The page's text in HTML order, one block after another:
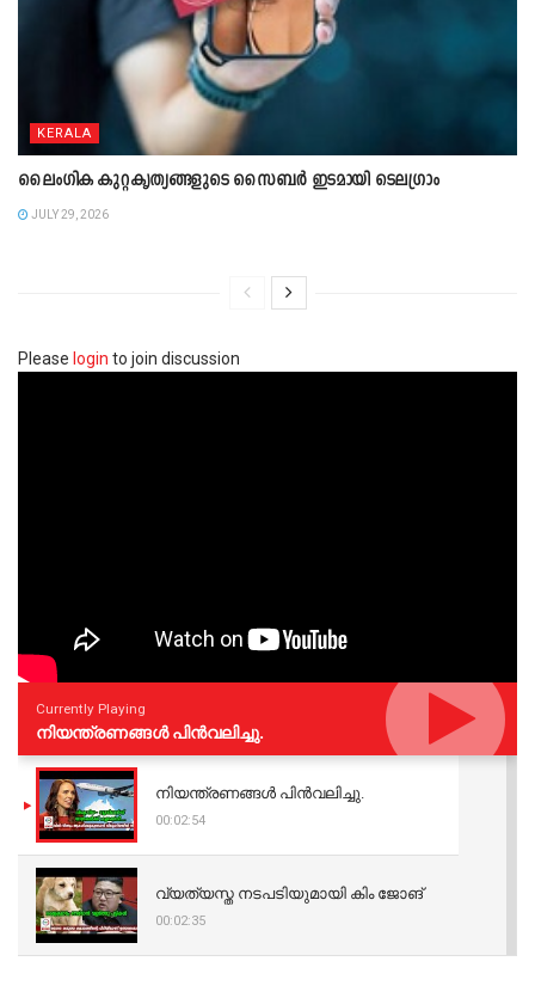
KERALA
ലൈംഗിക കുറ്റകൃത്യങ്ങളുടെ സൈബർ ഇടമായി ടെലഗ്രാം
JULY 29, 2026
Please login to join discussion
Currently Playing
നിയന്ത്രണങ്ങള്‍ പിന്‍വലിച്ചു.
നിയന്ത്രണങ്ങള്‍ പിന്‍വലിച്ചു.
00:02:54
വ്യത്യസ്ത നടപടിയുമായി കിം ജോങ്
00:02:35